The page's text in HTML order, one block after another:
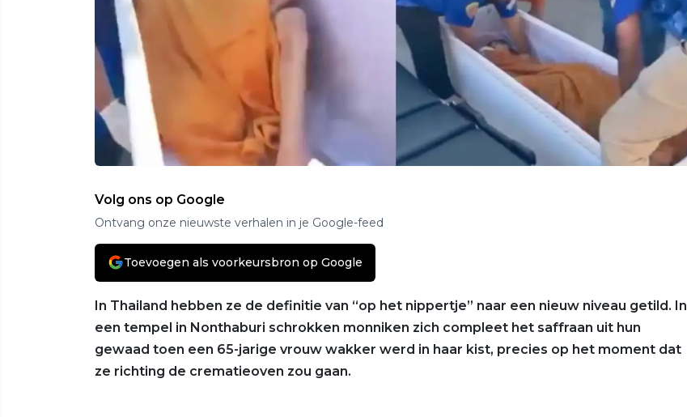
Volg ons op Google
Ontvang onze nieuwste verhalen in je Google-feed
Toevoegen als voorkeursbron op Google
In Thailand hebben ze de definitie van “op het nippertje” naar een nieuw niveau getild. In
een tempel in Nonthaburi schrokken monniken zich compleet het saffraan uit hun
gewaad toen een 65-jarige vrouw wakker werd in haar kist, precies op het moment dat
ze richting de crematieoven zou gaan.